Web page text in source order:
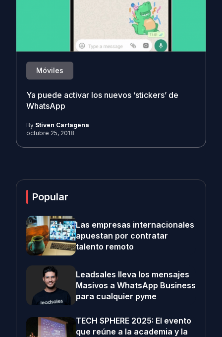
Móviles
Ya puede activar los nuevos ‘stickers’ de
WhatsApp
By Stiven Cartagena
octubre 25, 2018
Popular
Las empresas internacionales
apuestan por contratar
talento remoto
Leadsales lleva los mensajes
Masivos a WhatsApp Business
para cualquier pyme
TECH SPHERE 2025: El evento
que reúne a la academia y la